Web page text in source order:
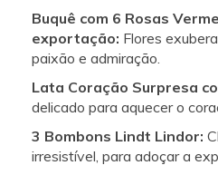
Buquê com 6 Rosas
exportação: Flores
paixão e admiração.
Lata Coração Surpresa
delicado para aquecer o
3 Bombons Lindt Lindor:
irresistível, para adoçar a